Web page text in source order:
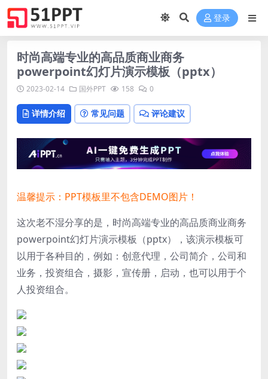
登录
时尚高端专业的高品质商业商务
powerpoint幻灯片演示模板（pptx）
2023-02-14 国外PPT 158 0
详情介绍 常见问题 评论建议
温馨提示：PPT模板里不包含DEMO图片！
这次老不湿分享的是，时尚高端专业的高品质商业商务
powerpoint幻灯片演示模板（pptx），该演示模板可
以用于各种目的，例如：创意代理，公司简介，公司和
业务，投资组合，摄影，宣传册，启动，也可以用于个
人投资组合。